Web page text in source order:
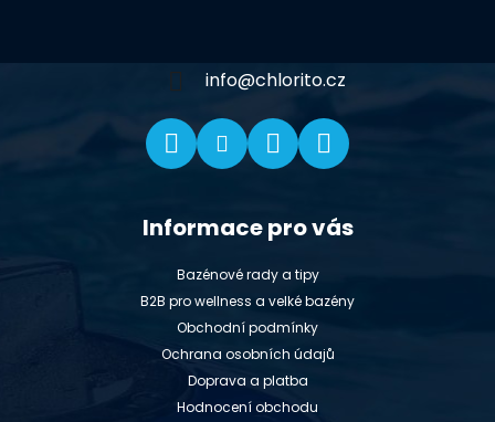
info@chlorito.cz
Informace pro vás
Bazénové rady a tipy
B2B pro wellness a velké bazény
Obchodní podmínky
Ochrana osobních údajů
Doprava a platba
Hodnocení obchodu